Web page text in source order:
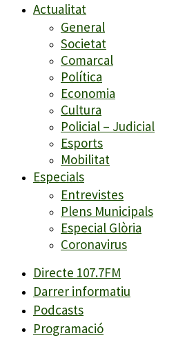
Actualitat
General
Societat
Comarcal
Política
Economia
Cultura
Policial – Judicial
Esports
Mobilitat
Especials
Entrevistes
Plens Municipals
Especial Glòria
Coronavirus
Directe 107.7FM
Darrer informatiu
Podcasts
Programació